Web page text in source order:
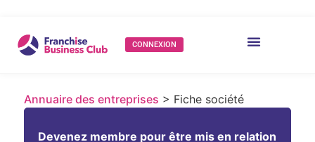
CONNEXION
Annuaire des entreprises > Fiche société
Devenez membre pour être mis en relation